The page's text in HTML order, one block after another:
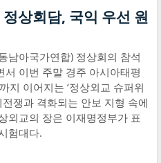
정상회담, 국익 우선 원
남아국가연합) 정상회의 참석
이번 주말 경주 아시아태평
지 이어지는 ‘정상외교 슈퍼위
쟁과 격화되는 안보 지형 속에
외교의 장은 이재명정부가 표
험대다.